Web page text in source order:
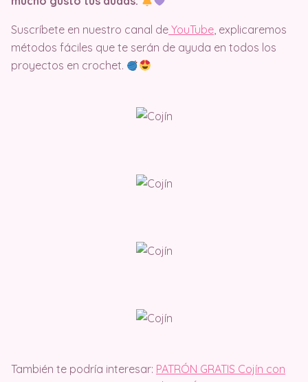
Suscríbete en nuestro canal de YouTube, explicaremos
métodos fáciles que te serán de ayuda en todos los
proyectos en crochet.
También te podría interesar: PATRÓN GRATIS Cojín con